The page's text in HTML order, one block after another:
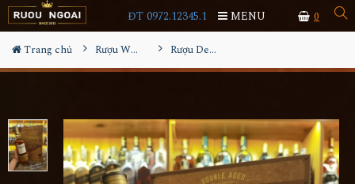
0
ĐT 0972.12345.1 MENU
Trang chủ Rượu Whisky Rượu Dewar's 15YO Hộp Quà